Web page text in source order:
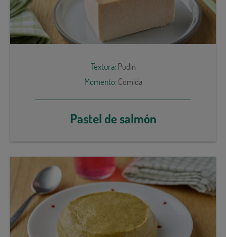
Textura:Pudin
Momento:Comida
Pastel de salmón